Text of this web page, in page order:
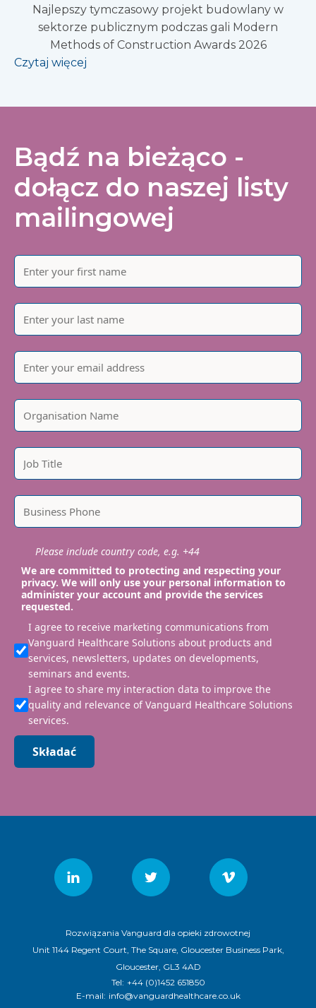
Najlepszy tymczasowy projekt budowlany w
sektorze publicznym podczas gali Modern
Methods of Construction Awards 2026
Czytaj więcej
Bądź na bieżąco -
dołącz do naszej listy
mailingowej
Please include country code, e.g. +44
We are committed to protecting and respecting your
privacy. We will only use your personal information to
administer your account and provide the services
requested.
I agree to receive marketing communications from
Vanguard Healthcare Solutions about products and
services, newsletters, updates on developments,
seminars and events.
I agree to share my interaction data to improve the
quality and relevance of Vanguard Healthcare Solutions
services.
Składać
Rozwiązania Vanguard dla opieki zdrowotnej
Unit 1144 Regent Court, The Square, Gloucester Business Park,
Gloucester, GL3 4AD
Tel: +44 (0)1452 651850
E-mail: info@vanguardhealthcare.co.uk